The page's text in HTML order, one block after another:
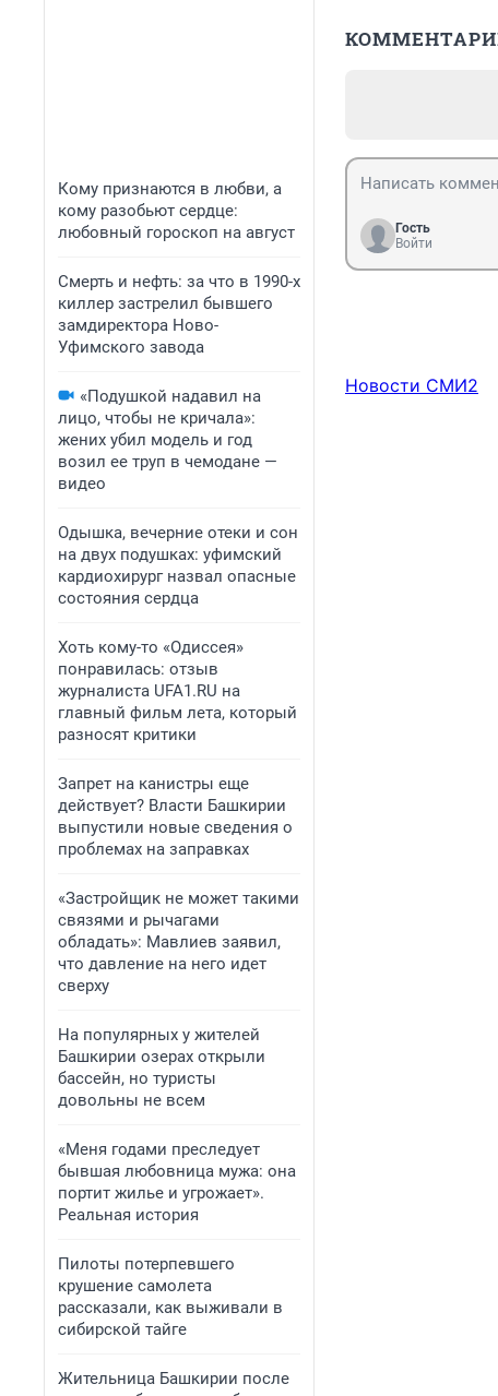
Кому признаются в любви, а
кому разобьют сердце:
любовный гороскоп на август
Смерть и нефть: за что в 1990-х
киллер застрелил бывшего
замдиректора Ново-
Уфимского завода
«Подушкой надавил на
лицо, чтобы не кричала»:
жених убил модель и год
возил ее труп в чемодане —
видео
Одышка, вечерние отеки и сон
на двух подушках: уфимский
кардиохирург назвал опасные
состояния сердца
Хоть кому-то «Одиссея»
понравилась: отзыв
журналиста UFA1.RU на
главный фильм лета, который
разносят критики
Запрет на канистры еще
действует? Власти Башкирии
выпустили новые сведения о
проблемах на заправках
«Застройщик не может такими
связями и рычагами
обладать»: Мавлиев заявил,
что давление на него идет
сверху
На популярных у жителей
Башкирии озерах открыли
бассейн, но туристы
довольны не всем
«Меня годами преследует
бывшая любовница мужа: она
портит жилье и угрожает».
Реальная история
Пилоты потерпевшего
крушение самолета
рассказали, как выживали в
сибирской тайге
Жительница Башкирии после
Гость
Войти
Новости СМИ2